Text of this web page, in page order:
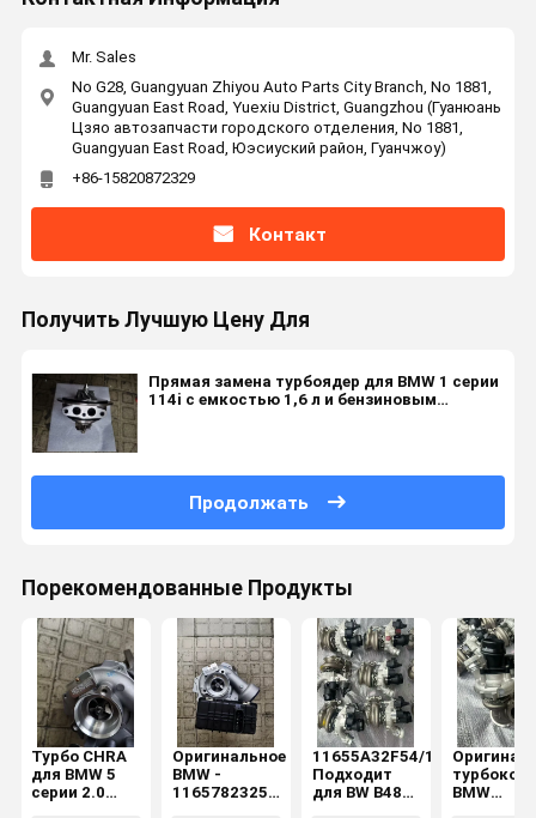
Mr. Sales
No G28, Guangyuan Zhiyou Auto Parts City Branch, No 1881,
Guangyuan East Road, Yuexiu District, Guangzhou (Гуанюань
Цзяо автозапчасти городского отделения, No 1881,
Guangyuan East Road, Юэсиуский район, Гуанчжоу)
+86-15820872329
Контакт
Получить Лучшую Цену Для
Прямая замена турбоядер для BMW 1 серии
114i с емкостью 1,6 л и бензиновым
Продолжать
Порекомендованные Продукты
Турбо CHRA
для BMW 5
серии 2.0
Оригинальное
BMW -
11657823256
11655A32F54/
Подходит
для BW B48
BMW